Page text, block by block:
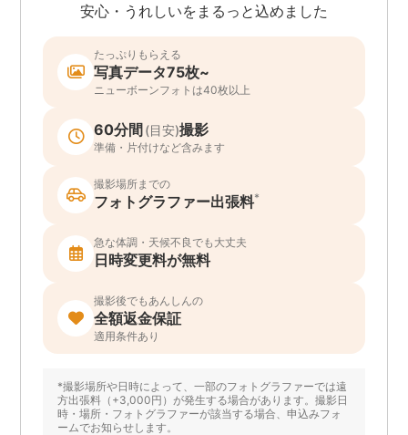
安心・うれしいをまるっと込めました
たっぷりもらえる
写真データ75枚~
ニューボーンフォトは40枚以上
60分間 (目安)撮影
準備・片付けなど含みます
撮影場所までの
フォトグラファー出張料*
急な体調・天候不良でも大丈夫
日時変更料が無料
撮影後でもあんしんの
全額返金保証
適用条件あり
*撮影場所や日時によって、一部のフォトグラファーでは遠
方出張料（+3,000円）が発生する場合があります。撮影日
時・場所・フォトグラファーが該当する場合、申込みフォ
ームでお知らせします。